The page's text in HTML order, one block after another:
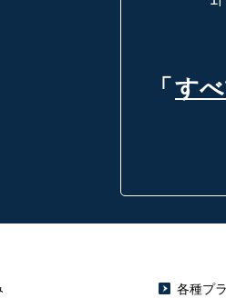
「 す
各種プ